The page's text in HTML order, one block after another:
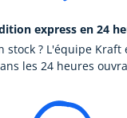
express en 24
stock ? L'équipe Kraft
les 24 heures